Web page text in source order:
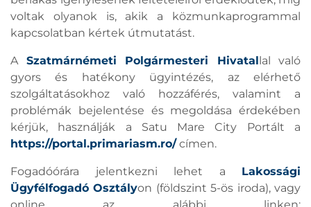
voltak olyanok is, akik a közmunkaprogrammal
kapcsolatban kértek útmutatást.
A Szatmárnémeti Polgármesteri Hivatal lal való
gyors és hatékony ügyintézés, az elérhető
szolgáltatásokhoz való hozzáférés, valamint a
problémák bejelentése és megoldása érdekében
kérjük, használják a Satu Mare City Portált a
https://portal.primariasm.ro/címen.
Fogadóórára jelentkezni lehet a Lakossági
Ügyfélfogadó Osztályon (földszint 5-ös iroda), vagy